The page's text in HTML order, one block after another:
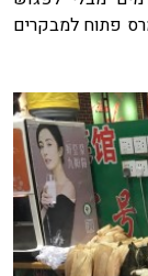
פתוח למבקרים